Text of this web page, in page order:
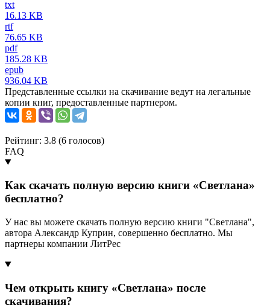
txt
16.13 KB
rtf
76.65 KB
pdf
185.28 KB
epub
936.04 KB
Представленные ссылки на скачивание ведут на легальные
копии книг, предоставленные партнером.
Рейтинг: 3.8 (6 голосов)
FAQ
Как скачать полную версию книги «Светлана»
бесплатно?
У нас вы можете скачать полную версию книги "Светлана",
автора Александр Куприн, совершенно бесплатно. Мы
партнеры компании ЛитРес
Чем открыть книгу «Светлана» после
скачивания?